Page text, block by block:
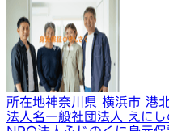
所在地神奈川県 横浜市 港
法人名一般社団法人 えにし